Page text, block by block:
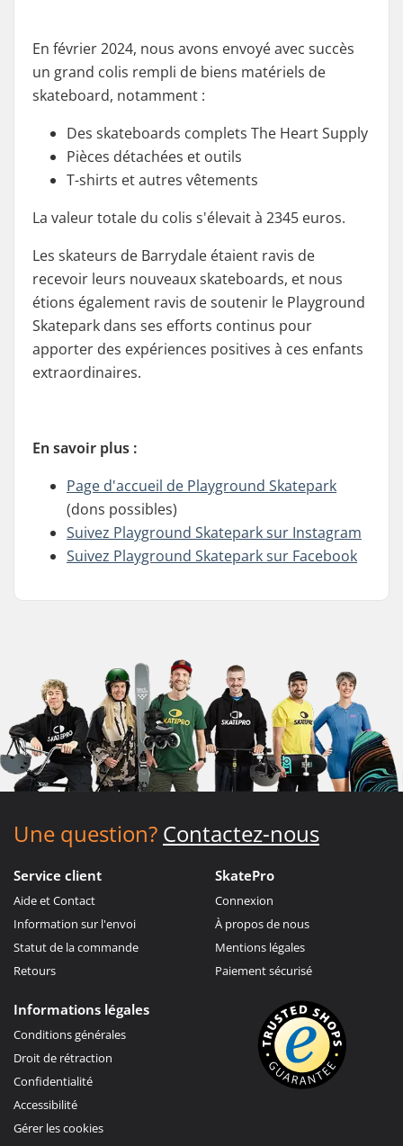
En février 2024, nous avons envoyé avec succès
un grand colis rempli de biens matériels de
skateboard, notamment :
Des skateboards complets The Heart Supply
Pièces détachées et outils
T-shirts et autres vêtements
La valeur totale du colis s'élevait à 2345 euros.
Les skateurs de Barrydale étaient ravis de
recevoir leurs nouveaux skateboards, et nous
étions également ravis de soutenir le Playground
Skatepark dans ses efforts continus pour
apporter des expériences positives à ces enfants
extraordinaires.
En savoir plus :
Page d'accueil de Playground Skatepark
(dons possibles)
Suivez Playground Skatepark sur Instagram
Suivez Playground Skatepark sur Facebook
Une question? Contactez-nous
Service client
Aide et Contact
Information sur l'envoi
Statut de la commande
Retours
SkatePro
Connexion
À propos de nous
Mentions légales
Paiement sécurisé
Informations légales
Conditions générales
Droit de rétraction
Confidentialité
Accessibilité
Gérer les cookies